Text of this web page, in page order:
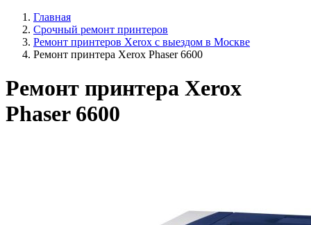
Главная
Срочный ремонт принтеров
Ремонт принтеров Xerox с выездом в Москве
Ремонт принтера Xerox Phaser 6600
Ремонт принтера Xerox
Phaser 6600